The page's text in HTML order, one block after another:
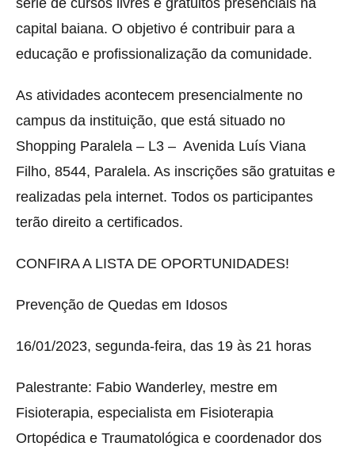
capital baiana. O objetivo é contribuir para a
educação e profissionalização da comunidade.
As atividades acontecem presencialmente no
campus da instituição, que está situado no
Shopping Paralela – L3 – Avenida Luís Viana
Filho, 8544, Paralela. As inscrições são gratuitas e
realizadas pela internet. Todos os participantes
terão direito a certificados.
CONFIRA A LISTA DE OPORTUNIDADES!
Prevenção de Quedas em Idosos
16/01/2023, segunda-feira, das 19 às 21 horas
Palestrante: Fabio Wanderley, mestre em
Fisioterapia, especialista em Fisioterapia
Ortopédica e Traumatológica e coordenador dos